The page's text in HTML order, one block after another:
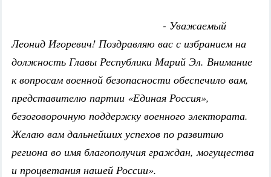
- Уважаемый
Леонид Игоревич! Поздравляю вас с избранием на
должность Главы Республики Марий Эл. Внимание
к вопросам военной безопасности обеспечило вам,
представителю партии «Единая Россия»,
безоговорочную поддержку военного электората.
Желаю вам дальнейших успехов по развитию
региона во имя благополучия граждан, могущества
и процветания нашей России».